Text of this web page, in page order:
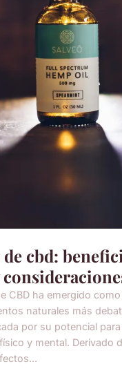
cbd:
CBD ha emergido
naturales más
por su potencial
y mental. Derivado